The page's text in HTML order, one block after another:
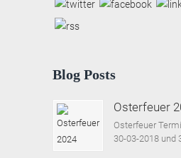
Blog Posts
Osterfeuer
Osterfeuer
30-03-2018 und